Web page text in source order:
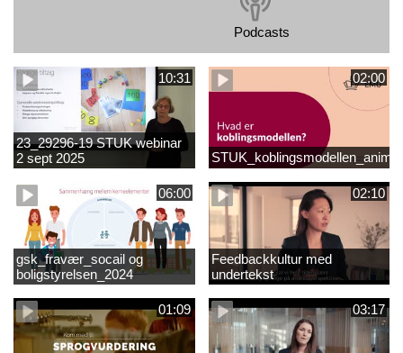
Podcasts
10:31
23_29296-19 STUK webinar
2 sept 2025
1889337_1_1.MP4
02:00
06:00
gsk_fravær_socail og
boligstyrelsen_2024
02:10
Feedbackkultur med
undertekst
01:09 03:17